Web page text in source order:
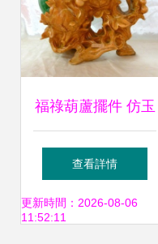
福祿葫蘆擺件 仿玉
與仿瑪瑙系列，點
亮家居與商務禮贈
查看詳情
更新時間：2026-08-06
11:52:11